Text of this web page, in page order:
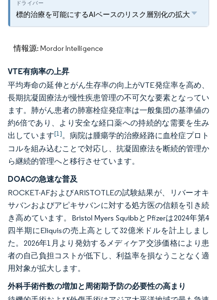
標的治療を可能にするAIベースのリスク層別化の拡大
情報源: Mordor Intelligence
VTE有病率の上昇
平均寿命の延伸とがん生存率の向上がVTE発症率を高め、
長期抗凝固療法が慢性疾患管理の不可欠な要素となってい
ます。肺がん患者の肺塞栓症発症率は一般集団の基準値の
約6倍であり、より安全な経口薬への持続的な需要を生み
出しています[1]。病院は腫瘍学的治療経路に血栓症プロト
コルを組み込むことで対応し、抗凝固療法を断続的管理か
ら継続的管理へと移行させています。
DOACの急速な普及
ROCKET-AFおよびARISTOTLEの試験結果が、リバーオキ
サバンおよびアピキサバンに対する処方医の信頼を引き続
き高めています。Bristol Myers SquibbとPfizerは2024年第4
四半期にEliquisの売上高として32億米ドルを計上しまし
た。2026年1月より発効するメディケア交渉価格により患
者の自己負担コストが低下し、利益率を損なうことなく適
用対象が拡大します。
外科手術件数の増加と周術期予防の必要性の高まり